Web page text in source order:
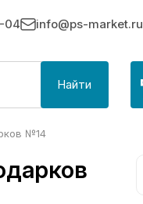
04 info@ps-market.ru
Найти
№14